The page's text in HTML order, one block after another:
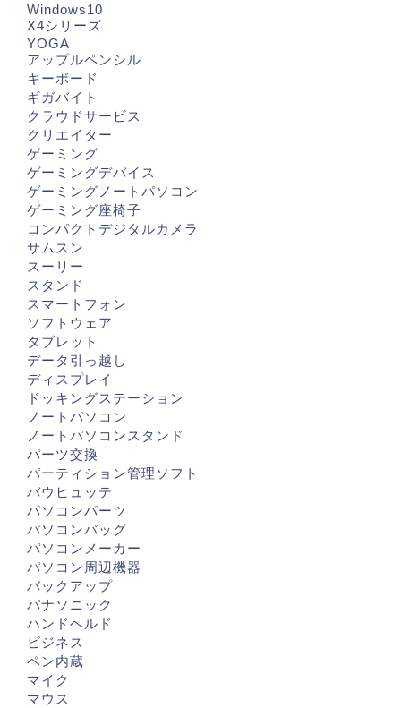
Windows10
X4シリーズ
YOGA
アップルペンシル
キーボード
ギガバイト
クラウドサービス
クリエイター
ゲーミング
ゲーミングデバイス
ゲーミングノートパソコン
ゲーミング座椅子
コンパクトデジタルカメラ
サムスン
スーリー
スタンド
スマートフォン
ソフトウェア
タブレット
データ引っ越し
ディスプレイ
ドッキングステーション
ノートパソコン
ノートパソコンスタンド
パーツ交換
パーティション管理ソフト
バウヒュッテ
パソコンパーツ
パソコンバッグ
パソコンメーカー
パソコン周辺機器
バックアップ
パナソニック
ハンドヘルド
ビジネス
ペン内蔵
マイク
マウス